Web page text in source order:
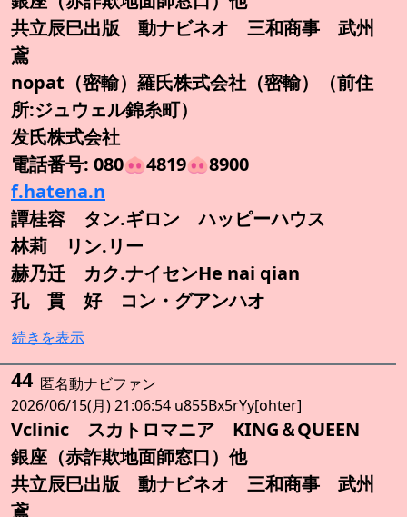
共立辰巳出版 動ナビネオ 三和商事 武州
鳶
nopat（密輸）羅氏株式会社（密輸）（前住
所:ジュウェル錦糸町）
发氏株式会社
電話番号: 080🐽4819🐽8900
f.hatena.n
譚桂容 タン.ギロン ハッピーハウス
林莉 リン.リー
赫乃迁 カク.ナイセンHe nai qian
孔 貫 好 コン・グアンハオ
続きを表示
44 匿名動ナビファン
2026/06/15(月) 21:06:54 u855Bx5rYy[ohter]
Vclinic スカトロマニア KING＆QUEEN
銀座（赤詐欺地面師窓口）他
共立辰巳出版 動ナビネオ 三和商事 武州
鳶